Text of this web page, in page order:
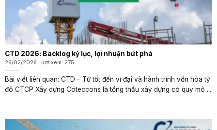
CTD 2026: Backlog kỷ lục, lợi nhuận bứt phá
26/02/2026 Lượt xem: 275
Bài viết liên quan: CTD – Từ tốt đến vĩ đại và hành trình vốn hóa tỷ
đô CTCP Xây dựng Coteccons là tổng thầu xây dựng có quy mô ...